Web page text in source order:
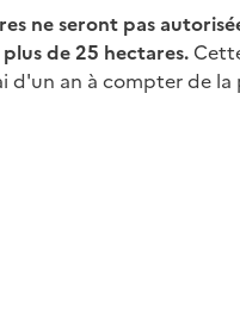
ne seront pas
de 25 hectares.
d'un an à compter de